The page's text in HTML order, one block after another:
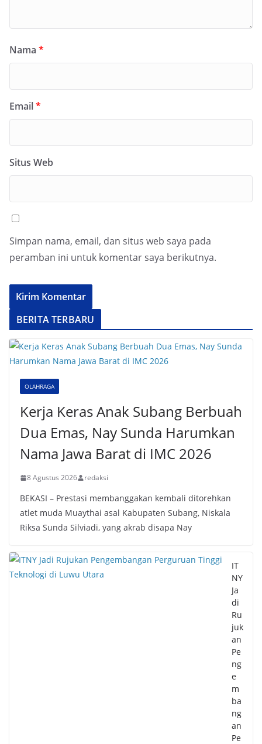
Nama *
Email*
Situs Web
Simpan nama, email, dan situs web saya pada
peramban ini untuk komentar saya berikutnya.
BERITA TERBARU
OLAHRAGA
Kerja Keras Anak Subang Berbuah
Dua Emas, Nay Sunda Harumkan
Nama Jawa Barat di IMC 2026
8 Agustus 2026 redaksi
BEKASI – Prestasi membanggakan kembali ditorehkan
atlet muda Muaythai asal Kabupaten Subang, Niskala
Riksa Sunda Silviadi, yang akrab disapa Nay
IT
NY
Ja
di
Ru
juk
an
Pe
ng
e
m
ba
ng
an
Pe